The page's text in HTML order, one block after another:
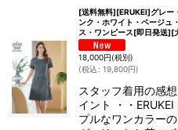
[送料無料][ERUKEI]グレー
ンク・ホワイト・ベージュ
ス・ワンピース[即日発送][
18,000円(税別)
(税込 : 19,800円)
スタッフ着用の感
イント ・・
プルなワンカラー